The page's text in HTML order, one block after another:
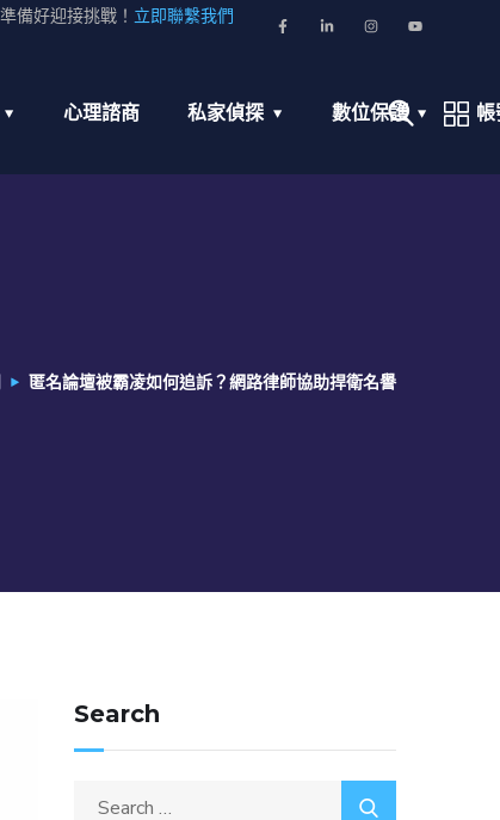
備好迎接挑戰！ 立即聯繫我們
心理諮商 私家偵探 數位保護
匿名論壇被霸凌如何追訴？網路律師協助捍衛名譽
Search